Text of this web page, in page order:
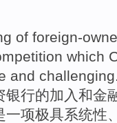
of foreign-
which
and challenging
银行的加入 和金
一项极具系统性